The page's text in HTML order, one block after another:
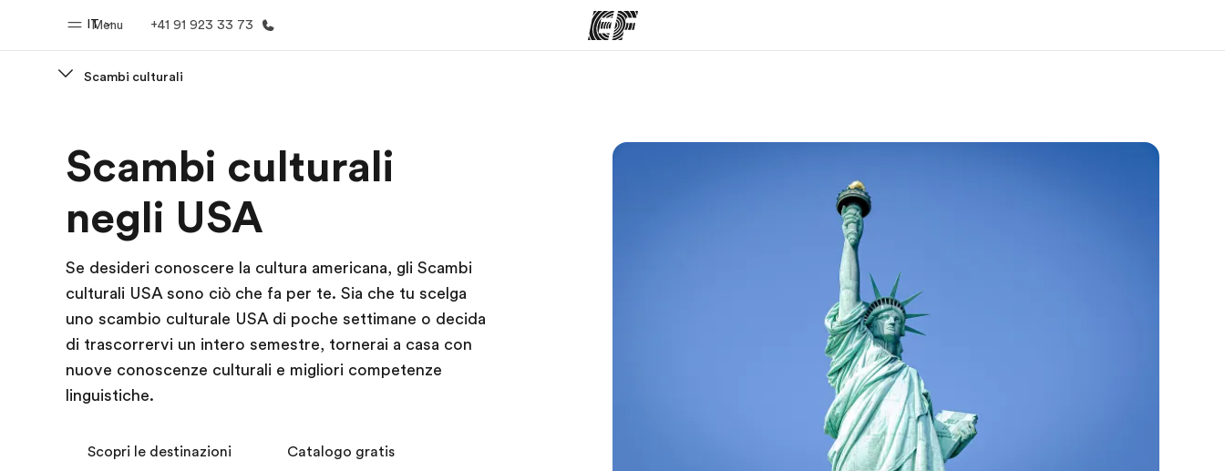
Menu
IT +41 91 923 33 73
Benvenuto alla EF Vedi la nostra offerta Trova l'ufficio più vicino
Scambi culturali
Scambi culturali
negli USA
Se desideri conoscere la cultura americana, gli Scambi
culturali USA sono ciò che fa per te. Sia che tu scelga
uno scambio culturale USA di poche settimane o decida
di trascorrervi un intero semestre, tornerai a casa con
nuove conoscenze culturali e migliori competenze
linguistiche.
Scopri le destinazioni Catalogo gratis